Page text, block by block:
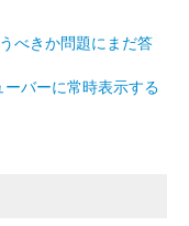
べきか問題にまだ答
バーに常時表示する